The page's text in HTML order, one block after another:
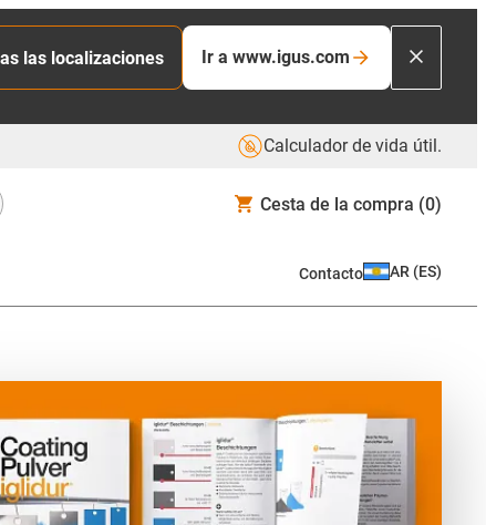
las localizaciones Ir a www.igus.com
Calculador de vida útil.
Cesta de la compra (0)
Contacto AR (ES)